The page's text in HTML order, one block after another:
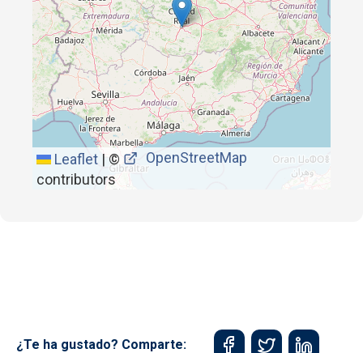
Leaflet | ©
OpenStreetMap
contributors
¿Te ha gustado? Comparte: